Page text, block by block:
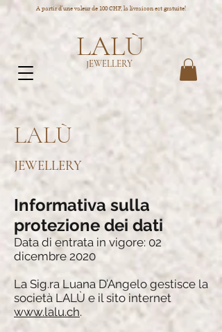
A partir d'une valeur de 100 CHF, la livraison est gratuite!
LALÙ
JEWELLERY
LALÙ
JEWELLERY
Informativa sulla
protezione dei dati
Data di entrata in vigore: 02
dicembre 2020
La Sig.ra Luana D’Angelo gestisce la
società LALÙ e il sito internet
www.lalu.ch.